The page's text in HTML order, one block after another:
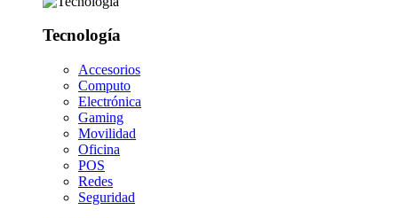
Tecnología
Accesorios
Computo
Electrónica
Gaming
Movilidad
Oficina
POS
Redes
Seguridad